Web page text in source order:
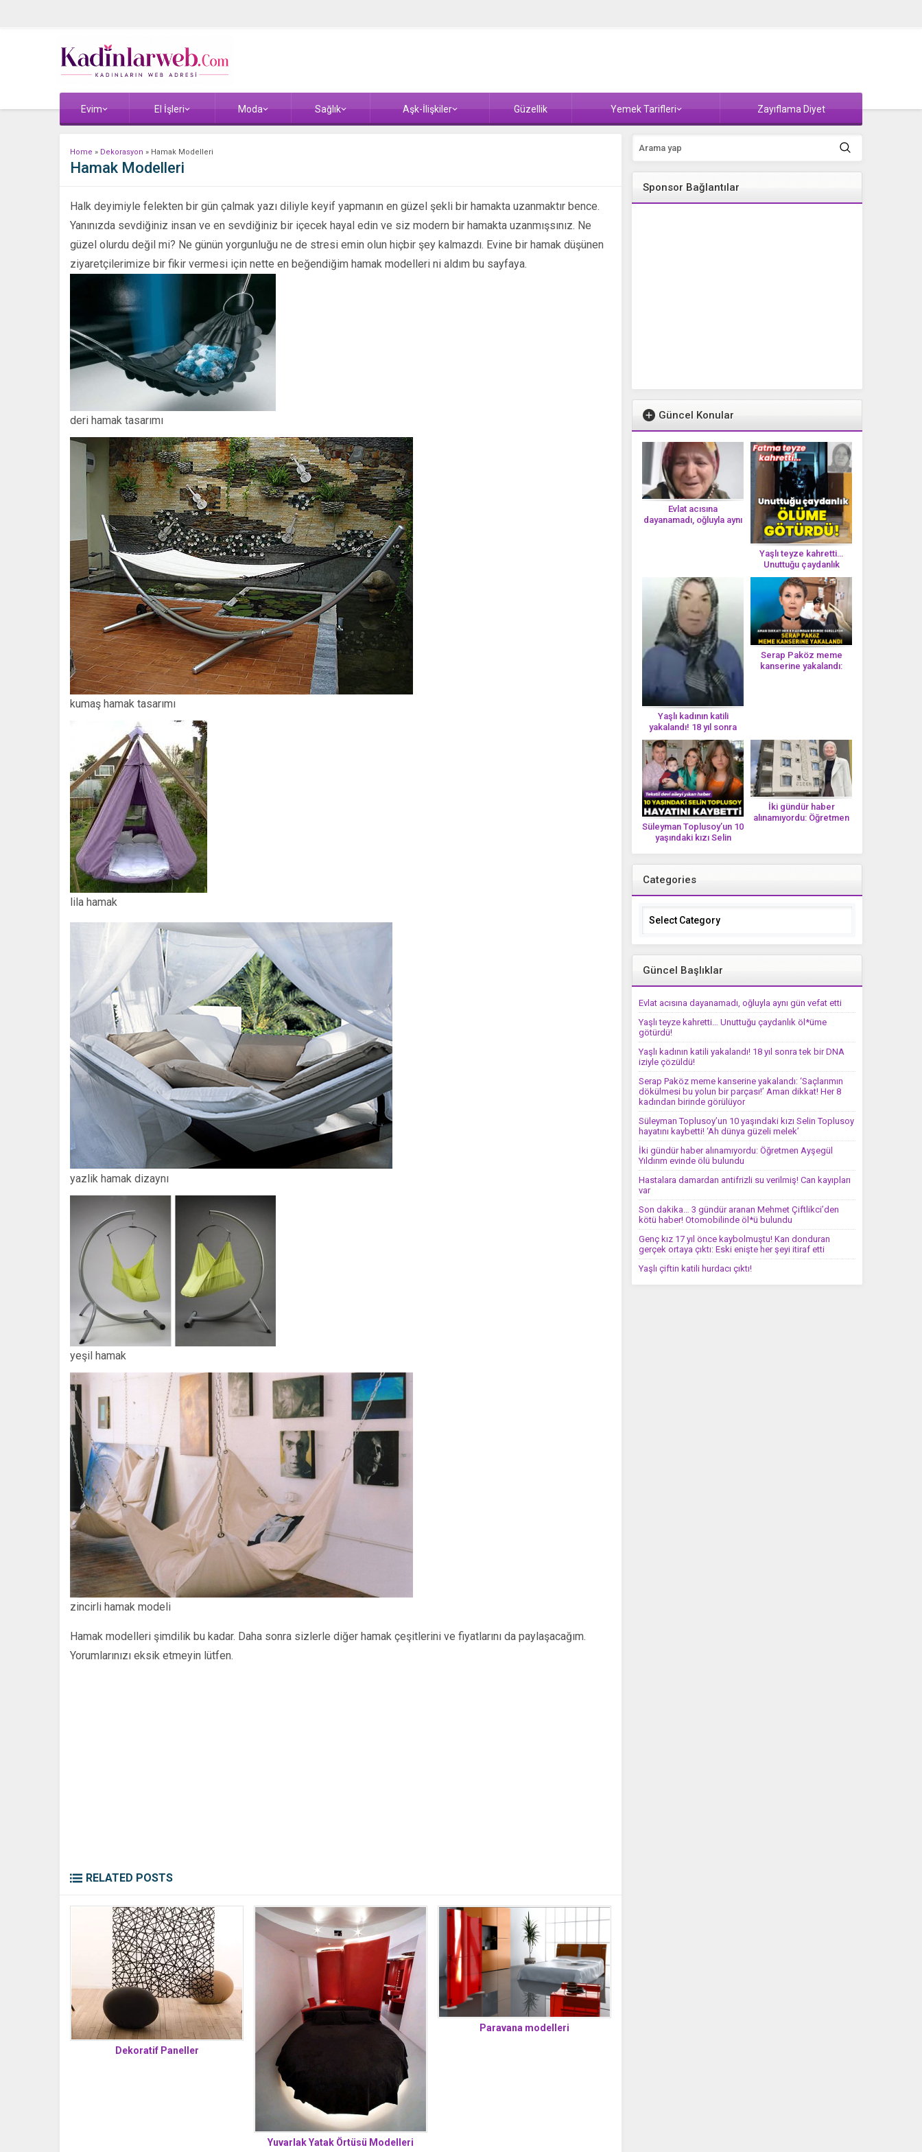
Evim El İşleri Moda Sağlık Aşk-İlişkiler Güzellik Yemek Tarifleri Zayıflama Diyet
Home » Dekorasyon » Hamak Modelleri
Hamak Modelleri
Halk deyimiyle felekten bir gün çalmak yazı diliyle keyif yapmanın en güzel şekli bir hamakta uzanmaktır bence.
Yanınızda sevdiğiniz insan ve en sevdiğiniz bir içecek hayal edin ve siz modern bir hamakta uzanmışsınız. Ne
güzel olurdu değil mi? Ne günün yorgunluğu ne de stresi emin olun hiçbir şey kalmazdı. Evine bir hamak düşünen
ziyaretçilerimize bir fikir vermesi için nette en beğendiğim hamak modelleri ni aldım bu sayfaya.
deri hamak tasarımı
kumaş hamak tasarımı
lila hamak
yazlik hamak dizaynı
yeşil hamak
zincirli hamak modeli
Hamak modelleri şimdilik bu kadar. Daha sonra sizlerle diğer hamak çeşitlerini ve fiyatlarını da paylaşacağım.
Yorumlarınızı eksik etmeyin lütfen.
RELATED POSTS
Dekoratif Paneller
Yuvarlak Yatak Örtüsü Modelleri
Paravana modelleri
Sponsor Bağlantılar
Güncel Konular
Evlat acısına
dayanamadı, oğluyla aynı
Yaşlı teyze kahretti…
Unuttuğu çaydanlık
öl*üme götürdü!
Yaşlı kadının katili
yakalandı! 18 yıl sonra
tek bir DNA iziyle
çözüldü!
Serap Paköz meme
kanserine yakalandı:
Süleyman Toplusoy’un 10
yaşındaki kızı Selin
İki gündür haber
alınamıyordu: Öğretmen
Categories
Categories
Güncel Başlıklar
Evlat acısına dayanamadı, oğluyla aynı gün vefat etti
Yaşlı teyze kahretti… Unuttuğu çaydanlık öl*üme
götürdü!
Yaşlı kadının katili yakalandı! 18 yıl sonra tek bir DNA
iziyle çözüldü!
Serap Paköz meme kanserine yakalandı: ‘Saçlarımın
dökülmesi bu yolun bir parçası!’ Aman dikkat! Her 8
kadından birinde görülüyor
Süleyman Toplusoy’un 10 yaşındaki kızı Selin Toplusoy
hayatını kaybetti! ‘Ah dünya güzeli melek’
İki gündür haber alınamıyordu: Öğretmen Ayşegül
Yıldırım evinde ölü bulundu
Hastalara damardan antifrizli su verilmiş! Can kayıpları
var
Son dakika… 3 gündür aranan Mehmet Çiftlikci’den
kötü haber! Otomobilinde öl*ü bulundu
Genç kız 17 yıl önce kaybolmuştu! Kan donduran
gerçek ortaya çıktı: Eski enişte her şeyi itiraf etti
Yaşlı çiftin katili hurdacı çıktı!